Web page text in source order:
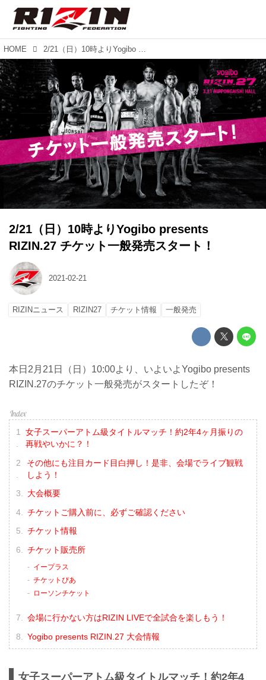
HOME 2/21（日）10時よりYogibo presents RIZIN.27 チケット一般発売スタート！
2/21（日）10時よりYogibo presents
RIZIN.27 チケット一般発売スタート！
2021-02-21
RIZINニュース RIZIN27 チケット情報 一般発売
本日2月21日（日）10:00より、いよいよYogibo presents
RIZIN.27のチケット一般発売がスタートしたぞ！
女子スーパーアトム級タイトルマッチ！約2年4ヶ月振りの
再戦やいかに？！
その他にも注目カード目白押し！是非、会場でライブ観戦
しよう！
大会概要
チケットご購入前に、必ずご確認ください
チケット情報
チケット販売所
イープラス
チケットぴあ
ローソンチケット
会場に行かない方はRIZIN LIVEで全試合を楽しもう！
Yogibo presents RIZIN.27 大会情報
女子スーパーアトム級タイトルマッチ！約2年4